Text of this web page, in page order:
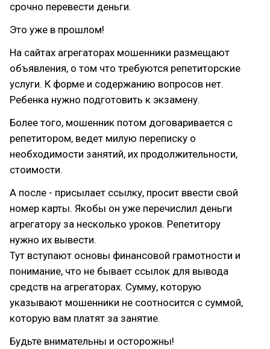
срочно перевести деньги.
Это уже в прошлом!
На сайтах агрегаторах мошенники размещают
объявления, о том что требуются репетиторские
услуги. К форме и содержанию вопросов нет.
Ребенка нужно подготовить к экзамену.
Более того, мошенник потом договаривается с
репетитором, ведет милую переписку о
необходимости занятий, их продолжительности,
стоимости.
А после - присылает ссылку, просит ввести свой
номер карты. Якобы он уже перечислил деньги
агрегатору за несколько уроков. Репетитору
нужно их вывести.
Тут вступают основы финансовой грамотности и
понимание, что не бывает ссылок для вывода
средств на агрегаторах. Сумму, которую
указывают мошенники не соотносится с суммой,
которую вам платят за занятие.
Будьте внимательны и осторожны!